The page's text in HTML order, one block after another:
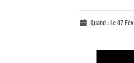
Quand :Le 07